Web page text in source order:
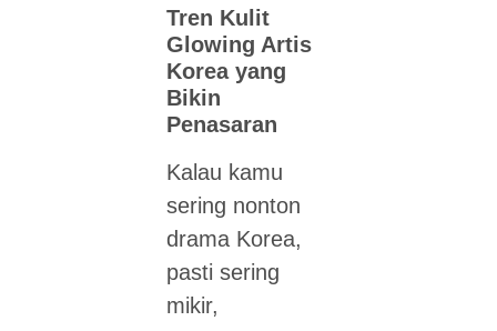
Tren Kulit
Glowing Artis
Korea yang
Bikin
Penasaran
Kalau kamu
sering nonton
drama Korea,
pasti sering
mikir,